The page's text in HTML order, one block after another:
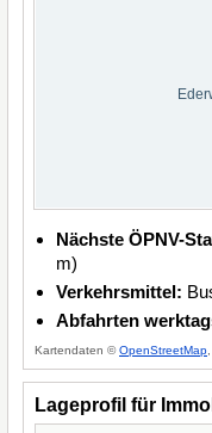
Nächste ÖPNV-
m)
Verkehrsmittel:
Abfahrten
Kartendaten ©OpenStreetMap
Lageprofil für